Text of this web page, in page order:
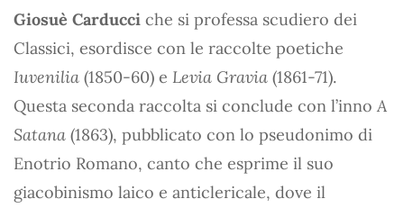
Giosuè Carducci che si professa scudiero dei
Classici, esordisce con le raccolte poetiche
Iuvenilia (1850-60) e Levia Gravia (1861-71).
Questa seconda raccolta si conclude con l’inno A
Satana (1863), pubblicato con lo pseudonimo di
Enotrio Romano, canto che esprime il suo
giacobinismo laico e anticlericale, dove il